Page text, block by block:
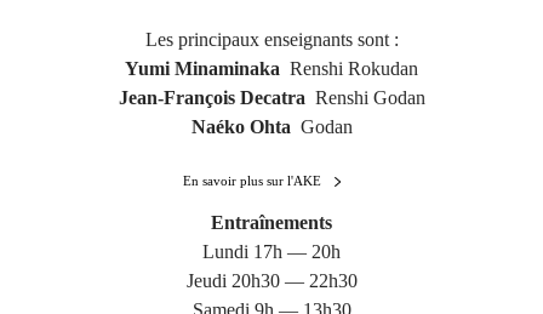
Les principaux enseignants sont :
Yumi Minaminaka Renshi Rokudan
Jean-François Decatra Renshi Godan
Naéko Ohta Godan
En savoir plus sur l'AKE
Entraînements
Lundi 17h — 20h
Jeudi 20h30 — 22h30